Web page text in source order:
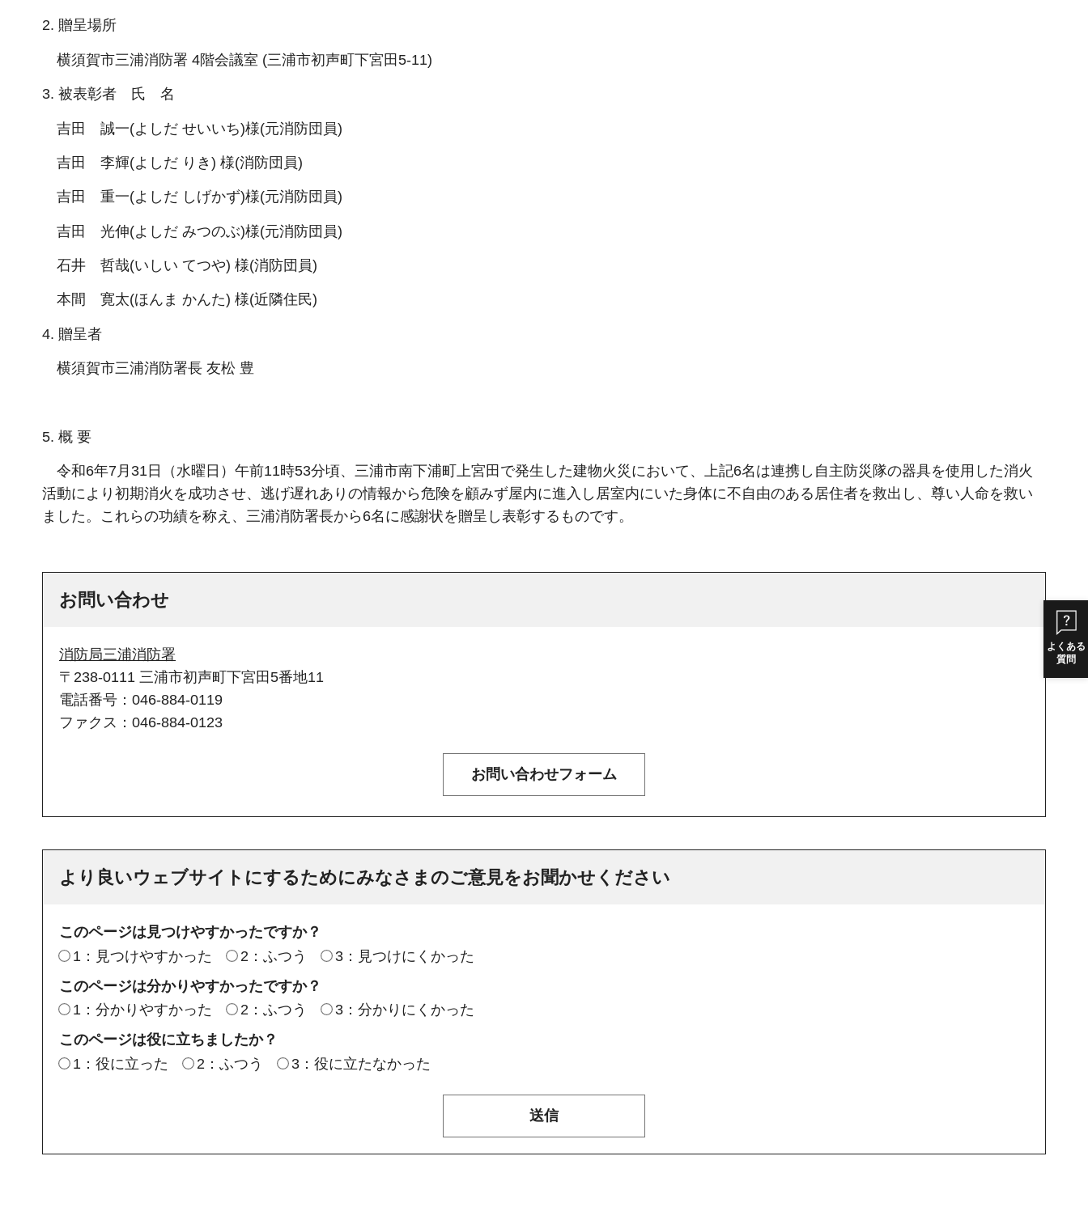
よくある
質問
2. 贈呈場所
横須賀市三浦消防署 4階会議室 (三浦市初声町下宮田5-11)
3. 被表彰者 氏 名
吉田 誠一(よしだ せいいち)様(元消防団員)
吉田 李輝(よしだ りき) 様(消防団員)
吉田 重一(よしだ しげかず)様(元消防団員)
吉田 光伸(よしだ みつのぶ)様(元消防団員)
石井 哲哉(いしい てつや) 様(消防団員)
本間 寛太(ほんま かんた) 様(近隣住民)
4. 贈呈者
横須賀市三浦消防署長 友松 豊
5. 概 要
令和6年7月31日（水曜日）午前11時53分頃、三浦市南下浦町上宮田で発生した建物火災において、上記6名は連携し自主防災隊の器具を使用した消火
活動により初期消火を成功させ、逃げ遅れありの情報から危険を顧みず屋内に進入し居室内にいた身体に不自由のある居住者を救出し、尊い人命を救い
ました。これらの功績を称え、三浦消防署長から6名に感謝状を贈呈し表彰するものです。
お問い合わせ
消防局三浦消防署
〒238-0111 三浦市初声町下宮田5番地11
電話番号：046-884-0119
ファクス：046-884-0123
より良いウェブサイトにするためにみなさまのご意見をお聞かせください
このページは見つけやすかったですか？
1：見つけやすかった
2：ふつう
3：見つけにくかった
このページは分かりやすかったですか？
1：分かりやすかった
2：ふつう
3：分かりにくかった
このページは役に立ちましたか？
1：役に立った
2：ふつう 3：役に立たなかった